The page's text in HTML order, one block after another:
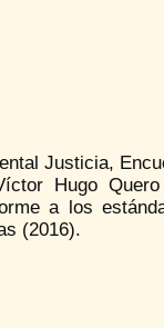
Justicia,
Hugo
a los
(2016).